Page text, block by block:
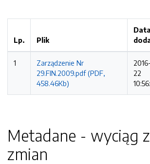
Lp. Plik
Data
1
Zarządzenie Nr
29.FIN.2009.pdf (PDF,
458.46Kb)
22
Metadane - wyciąg
zmian